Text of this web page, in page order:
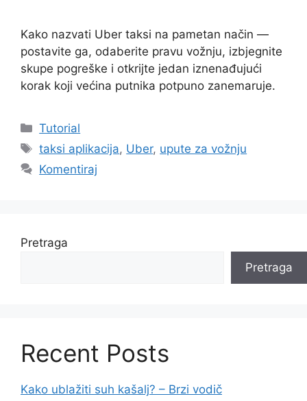
Kako nazvati Uber taksi na pametan način —
postavite ga, odaberite pravu vožnju, izbjegnite
skupe pogreške i otkrijte jedan iznenađujući
korak koji većina putnika potpuno zanemaruje.
Kategorije
Tutorial
Oznake
taksi aplikacija, Uber, upute za vožnju
Komentiraj
Pretraga
Pretraga
Recent Posts
Kako ublažiti suh kašalj? – Brzi vodič